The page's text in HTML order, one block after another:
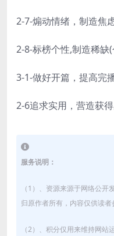
2-7-煽动情绪，制造焦
2-8-标榜个性,制造稀缺
3-1-做好开篇，提高完
2-6追求实用，营造获
服务说明：
（1）、资源来源于网络公
归原作者所有，内容仅供读者
（2）、积分仅用来维持网